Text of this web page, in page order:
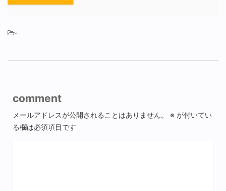
-
comment
メールアドレスが公開されることはありません。 ※ が付いてい
る欄は必須項目です